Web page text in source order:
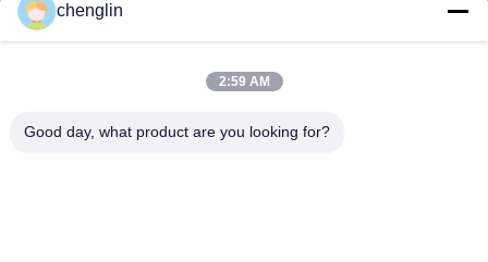
chenglin
2:59 AM
Good day, what product are you looking for?